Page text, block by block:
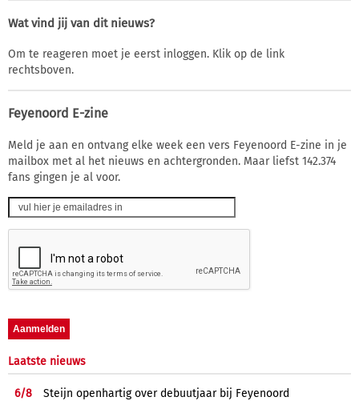
Wat vind jij van dit nieuws?
Om te reageren moet je eerst inloggen. Klik op de link
rechtsboven.
Feyenoord E-zine
Meld je aan en ontvang elke week een vers Feyenoord E-zine in je
mailbox met al het nieuws en achtergronden. Maar liefst 142.374
fans gingen je al voor.
Laatste nieuws
6/8
Steijn openhartig over debuutjaar bij Feyenoord